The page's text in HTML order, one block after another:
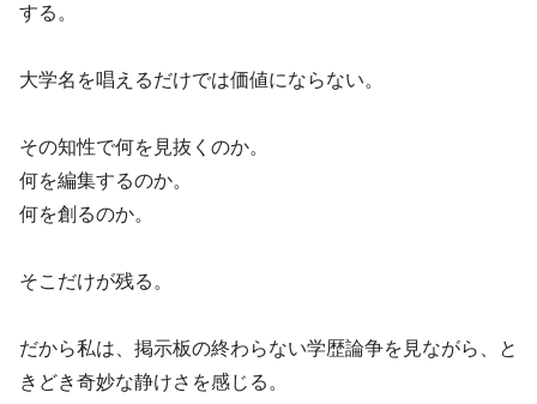
する。
大学名を唱えるだけでは価値にならない。
その知性で何を見抜くのか。
何を編集するのか。
何を創るのか。
そこだけが残る。
だから私は、掲示板の終わらない学歴論争を見ながら、と
きどき奇妙な静けさを感じる。